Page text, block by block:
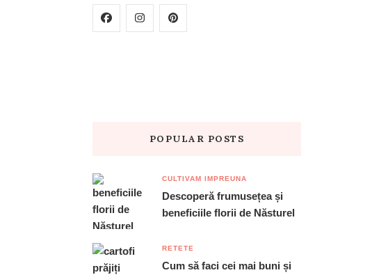
POPULAR POSTS
CULTIVAM IMPREUNA
Descoperă frumusețea și
beneficiile florii de Năsturel
RETETE
Cum să faci cei mai buni și